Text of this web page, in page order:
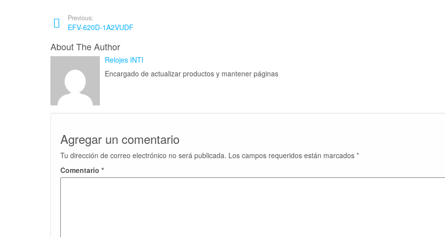
Previous:
EFV-620D-1A2VUDF
About The Author
Relojes INTI
Encargado de actualizar productos y mantener páginas
Agregar un comentario
Tu dirección de correo electrónico no será publicada. Los campos requeridos están marcados *
Comentario *